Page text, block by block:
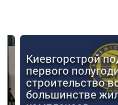
Киевгорстрой
первого
строительство
большинстве